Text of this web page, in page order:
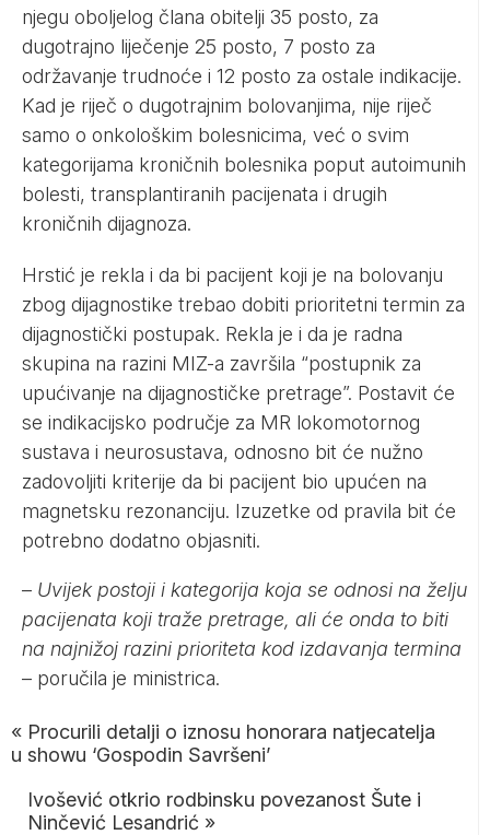
njegu oboljelog člana obitelji 35 posto, za
dugotrajno liječenje 25 posto, 7 posto za
održavanje trudnoće i 12 posto za ostale indikacije.
Kad je riječ o dugotrajnim bolovanjima, nije riječ
samo o onkološkim bolesnicima, već o svim
kategorijama kroničnih bolesnika poput autoimunih
bolesti, transplantiranih pacijenata i drugih
kroničnih dijagnoza.
Hrstić je rekla i da bi pacijent koji je na bolovanju
zbog dijagnostike trebao dobiti prioritetni termin za
dijagnostički postupak. Rekla je i da je radna
skupina na razini MIZ-a završila “postupnik za
upućivanje na dijagnostičke pretrage”. Postavit će
se indikacijsko područje za MR lokomotornog
sustava i neurosustava, odnosno bit će nužno
zadovoljiti kriterije da bi pacijent bio upućen na
magnetsku rezonanciju. Izuzetke od pravila bit će
potrebno dodatno objasniti.
– Uvijek postoji i kategorija koja se odnosi na želju
pacijenata koji traže pretrage, ali će onda to biti
na najnižoj razini prioriteta kod izdavanja termina
– poručila je ministrica.
« Procurili detalji o iznosu honorara natjecatelja
u showu ‘Gospodin Savršeni’
Ivošević otkrio rodbinsku povezanost Šute i
Ninčević Lesandrić »